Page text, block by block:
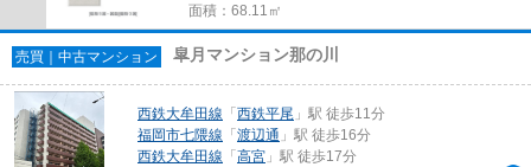
面積：68.11㎡
売買｜中古マンション 皐月マンション那の川
西鉄大牟田線 「 西鉄平尾 」駅 徒歩11分
福岡市七隈線 「 渡辺通 」駅 徒歩16分
西鉄大牟田線 「 高宮 」駅 徒歩17分